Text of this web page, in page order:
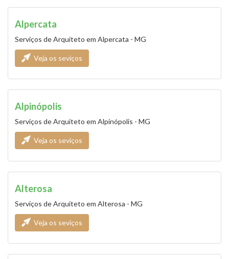
Alpercata
Serviços de Arquiteto em Alpercata - MG
Veja os seviços
Alpinópolis
Serviços de Arquiteto em Alpinópolis - MG
Veja os seviços
Alterosa
Serviços de Arquiteto em Alterosa - MG
Veja os seviços